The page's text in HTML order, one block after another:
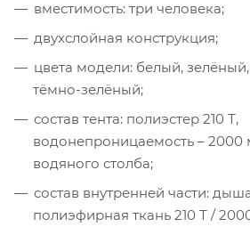
вместимость: три человека;
двухслойная конструкция;
цвета модели: белый,
тёмно-зелёный;
состав тента: полиэстер 210 Т,
водонепроницаемость – 2000
водяного столба;
состав внутренней части:
полиэфирная ткань 210 Т /